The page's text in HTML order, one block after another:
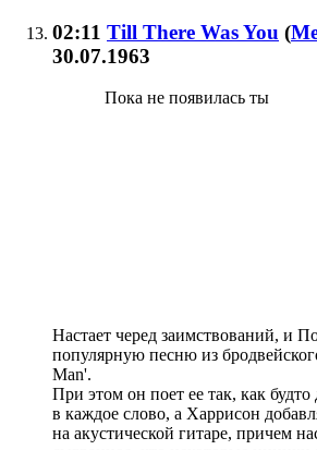
02:11 Till There Was You (
30.07.1963
Пока не появилась ты
Настает черед заимствований, и
популярную песню из
Man'.
При этом он поет ее так, как будто
в каждое слово, а Харрисон
на акустической гитаре, причем